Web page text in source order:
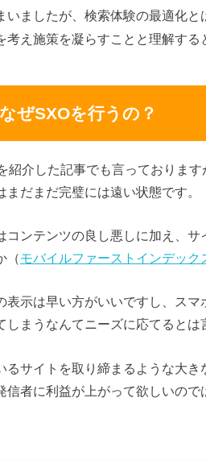
いましたが、検索体験の最適化と
考え施策を凝らすことと理解する
ぜSXOを行うの？
紹介した記事でも言っておりま
まだまだ完璧には遠い状態です。
コンテンツの良し悪しに加え、
（モバイルファーストインデック
表示は早い方がいいですし、ス
しまうなんてニーズに応てるとは
るサイトを取り締まるような大
信者に利益が上がって欲しいので